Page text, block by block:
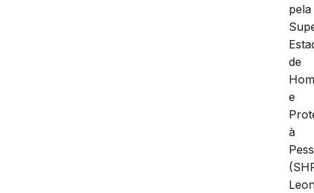
pela
de
e
à